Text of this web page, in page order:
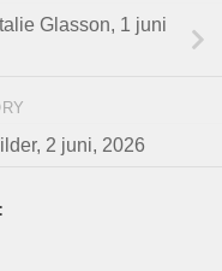
Glasson, 1 juni
2 juni, 2026